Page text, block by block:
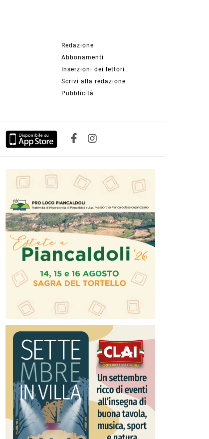
Redazione
Abbonamenti
Inserzioni dei lettori
Scrivi alla redazione
Pubblicità